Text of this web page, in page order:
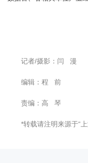
记者/摄影：闫 漫
编辑：程 前
责编：高 琴
*转载请注明来源于“